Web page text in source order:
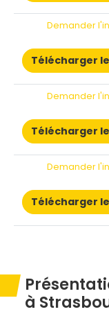
Demander
Télécharger
Demander
Télécharger
Demander
Télécharger
à